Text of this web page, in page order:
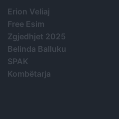
Erion Veliaj
Free Esim
Zgjedhjet 2025
Belinda Balluku
SPAK
Kombëtarja